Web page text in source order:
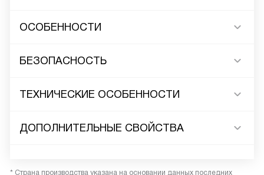
ОСОБЕННОСТИ
БЕЗОПАСНОСТЬ
ТЕХНИЧЕСКИЕ ОСОБЕННОСТИ
ДОПОЛНИТЕЛЬНЫЕ СВОЙСТВА
* Страна производства указана на основании данных последних